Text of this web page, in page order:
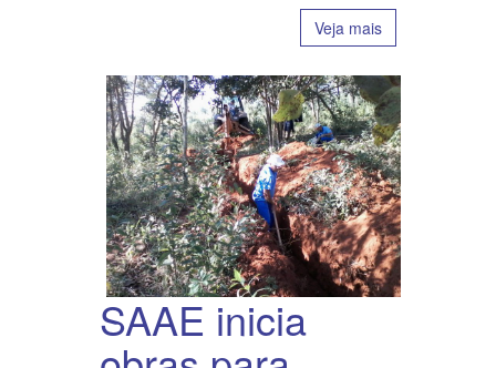
Veja mais
SAAE inicia